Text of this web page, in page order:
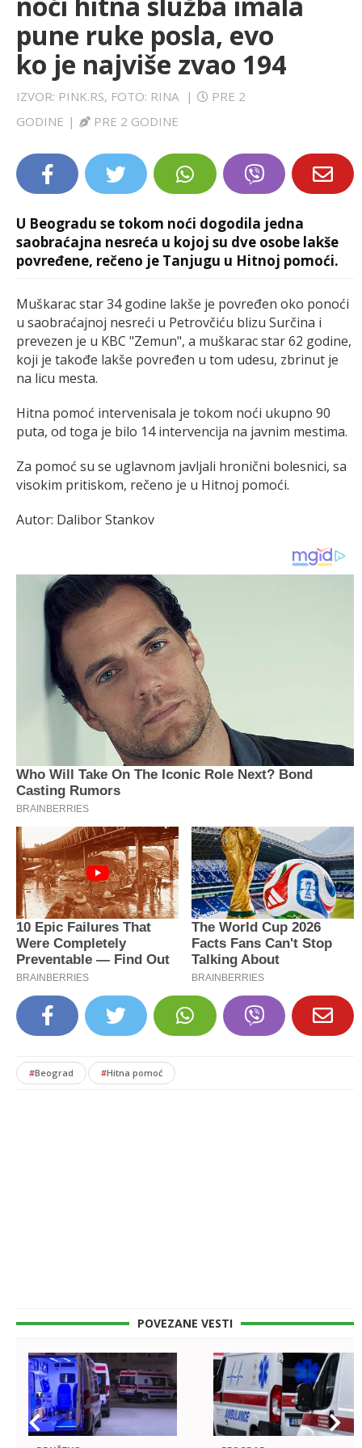
LIFESTYLE
EXTRA
pune ruke posla, evo
ko je najviše zvao 194
IZVOR: PINK.RS, FOTO: RINA |
PRE 2
GODINE | PRE 2 GODINE
U Beogradu se tokom noći dogodila jedna
saobraćajna nesreća u kojoj su dve osobe lakše
povređene, rečeno je Tanjugu u Hitnoj pomoći.
Muškarac star 34 godine lakše je povređen oko ponoći
u saobraćajnoj nesreći u Petrovčiću blizu Surčina i
prevezen je u KBC "Zemun", a muškarac star 62 godine,
koji je takođe lakše povređen u tom udesu, zbrinut je
na licu mesta.
Hitna pomoć intervenisala je tokom noći ukupno 90
puta, od toga je bilo 14 intervencija na javnim mestima.
Za pomoć su se uglavnom javljali hronični bolesnici, sa
visokim pritiskom, rečeno je u Hitnoj pomoći.
Autor: Dalibor Stankov
#Beograd #Hitna pomoć
POVEZANE VESTI